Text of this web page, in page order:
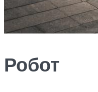
Робот